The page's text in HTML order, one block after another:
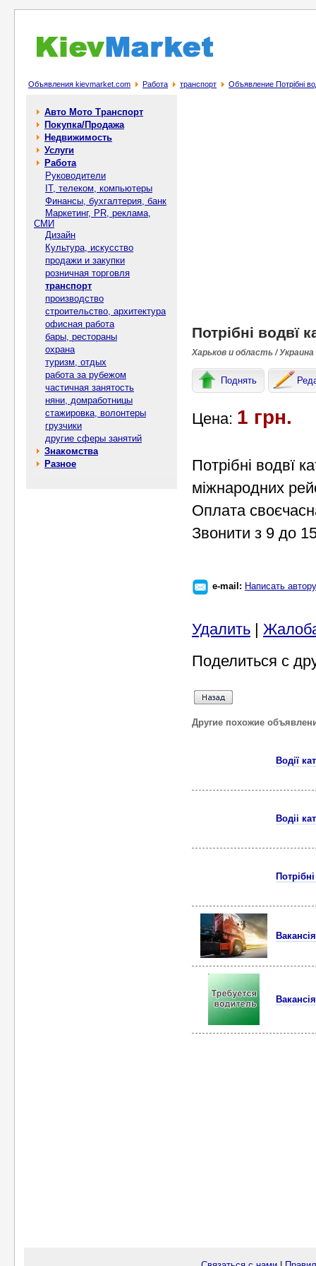
Объявления kievmarket.com Работа транспорт Объявление Потрібні
Авто Мото Транспорт
Покупка/Продажа
Недвижимость
Услуги
Работа
Руководители
IT, телеком, компьютеры
Финансы, бухгалтерия, банк
Маркетинг, PR, реклама,
СМИ
Дизайн
Культура, искусство
продажи и закупки
розничная торговля
транспорт
производство
строительство, архитектура
офисная работа
бары, рестораны
охрана
туризм, отдых
работа за рубежом
частичная занятость
няни, домработницы
стажировка, волонтеры
грузчики
другие сферы занятий
Знакомства
Разное
Потрібні водвї
Харьков и область / Украина
Поднять
Цена: 1 грн.
Потрібні водвї
міжнародних
Оплата
Звонити з 9 до
e-mail: Написать автору
Удалить |
Поделиться с
Другие похожие
Водії
Водіі